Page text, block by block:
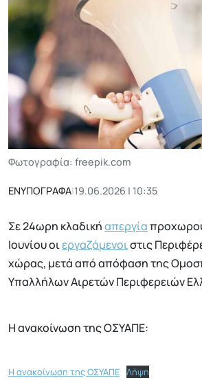
Φωτογραφία: freepik.com
ΕΝΥΠΟΓΡΑΦΑ|19.06.2026 | 10:35
Σε 24ωρη κλαδικήαπεργία
Ιουνίου οιεργαζόμενοιστις
χώρας, μετά από απόφαση της
Υπαλλήλων Αιρετών Περιφερειών
H ανακοίνωση της ΟΣΥΑΠΕ:
H ανακοίνωση της ΟΣΥΑΠΕ Λήψη